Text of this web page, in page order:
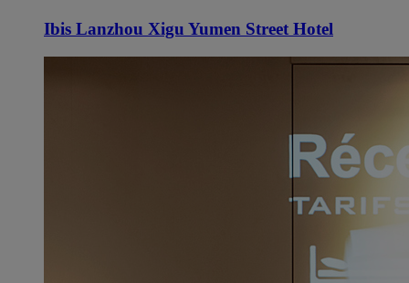
Ibis Lanzhou Xigu Yumen Street Hotel